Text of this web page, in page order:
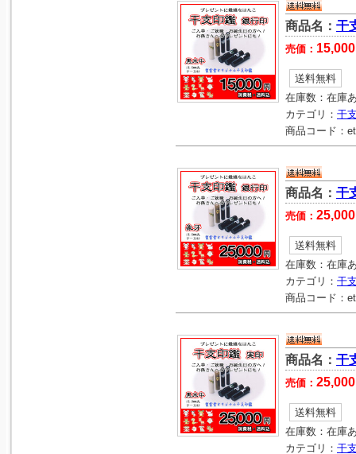
商品名： 干
売価： 15,000
送料無料
在庫数： 在庫
カテゴリ： 干
商品コード：
商品名： 干
売価： 25,000
送料無料
在庫数： 在庫
カテゴリ： 干
商品コード：
商品名： 干
売価： 25,000
送料無料
在庫数： 在庫
カテゴリ： 干